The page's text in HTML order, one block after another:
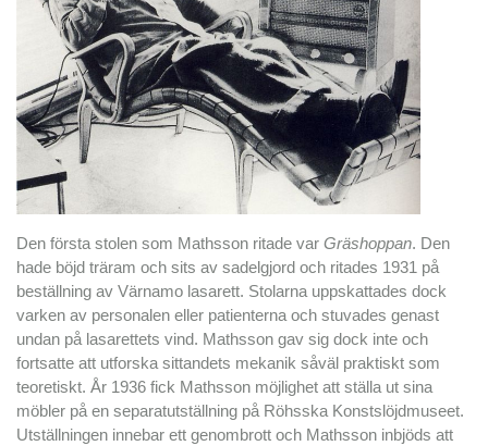
Den första stolen som Mathsson ritade var Gräshoppan. Den
hade böjd träram och sits av sadelgjord och ritades 1931 på
beställning av Värnamo lasarett. Stolarna uppskattades dock
varken av personalen eller patienterna och stuvades genast
undan på lasarettets vind. Mathsson gav sig dock inte och
fortsatte att utforska sittandets mekanik såväl praktiskt som
teoretiskt. År 1936 fick Mathsson möjlighet att ställa ut sina
möbler på en separatutställning på Röhsska Konstslöjdmuseet.
Utställningen innebar ett genombrott och Mathsson inbjöds att